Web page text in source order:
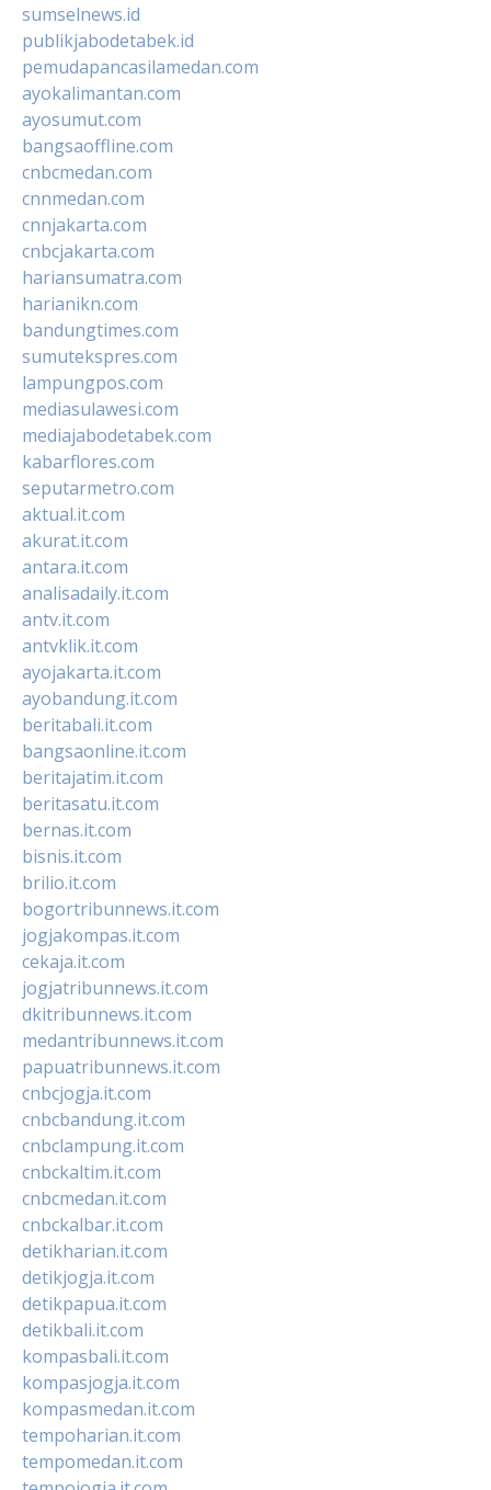
sumselnews.id
publikjabodetabek.id
pemudapancasilamedan.com
ayokalimantan.com
ayosumut.com
bangsaoffline.com
cnbcmedan.com
cnnmedan.com
cnnjakarta.com
cnbcjakarta.com
hariansumatra.com
harianikn.com
bandungtimes.com
sumutekspres.com
lampungpos.com
mediasulawesi.com
mediajabodetabek.com
kabarflores.com
seputarmetro.com
aktual.it.com
akurat.it.com
antara.it.com
analisadaily.it.com
antv.it.com
antvklik.it.com
ayojakarta.it.com
ayobandung.it.com
beritabali.it.com
bangsaonline.it.com
beritajatim.it.com
beritasatu.it.com
bernas.it.com
bisnis.it.com
brilio.it.com
bogortribunnews.it.com
jogjakompas.it.com
cekaja.it.com
jogjatribunnews.it.com
dkitribunnews.it.com
medantribunnews.it.com
papuatribunnews.it.com
cnbcjogja.it.com
cnbcbandung.it.com
cnbclampung.it.com
cnbckaltim.it.com
cnbcmedan.it.com
cnbckalbar.it.com
detikharian.it.com
detikjogja.it.com
detikpapua.it.com
detikbali.it.com
kompasbali.it.com
kompasjogja.it.com
kompasmedan.it.com
tempoharian.it.com
tempomedan.it.com